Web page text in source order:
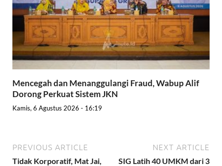
Mencegah dan Menanggulangi Fraud, Wabup Alif
Dorong Perkuat Sistem JKN
Kamis, 6 Agustus 2026 - 16:19
PREVIOUS ARTICLE
Tidak Korporatif, Mat Jai,
NEXT ARTICLE
SIG Latih 40 UMKM dari 3